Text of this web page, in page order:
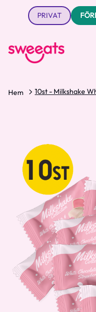
PRIVAT
Hem 10st - Milkshake